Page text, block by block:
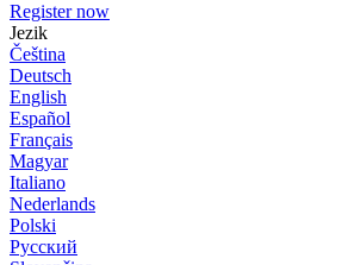
Register now
Jezik
Čeština
Deutsch
English
Español
Français
Magyar
Italiano
Nederlands
Polski
Русский